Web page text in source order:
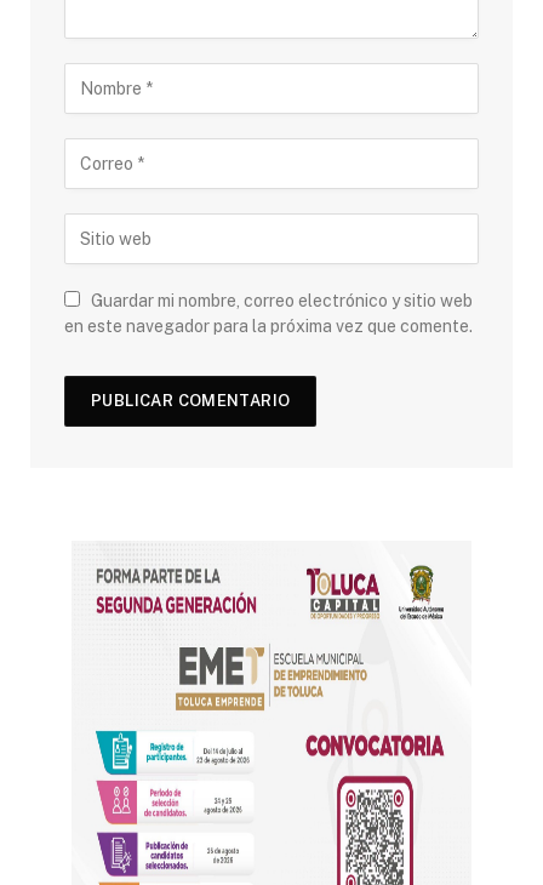
Guardar mi nombre, correo electrónico y sitio web
en este navegador para la próxima vez que comente.